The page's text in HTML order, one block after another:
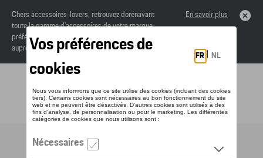
Chers accessoires-lovers, retrouvez dorénavant
toute la gamme d’accessoires de votre marque
préférée sous forme de catalogue à commander
auprès de votre concessionaire.
En savoir plus
Toggle navigation